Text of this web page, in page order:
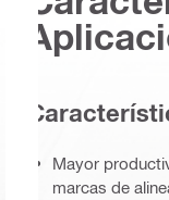
Mayor
marcas de